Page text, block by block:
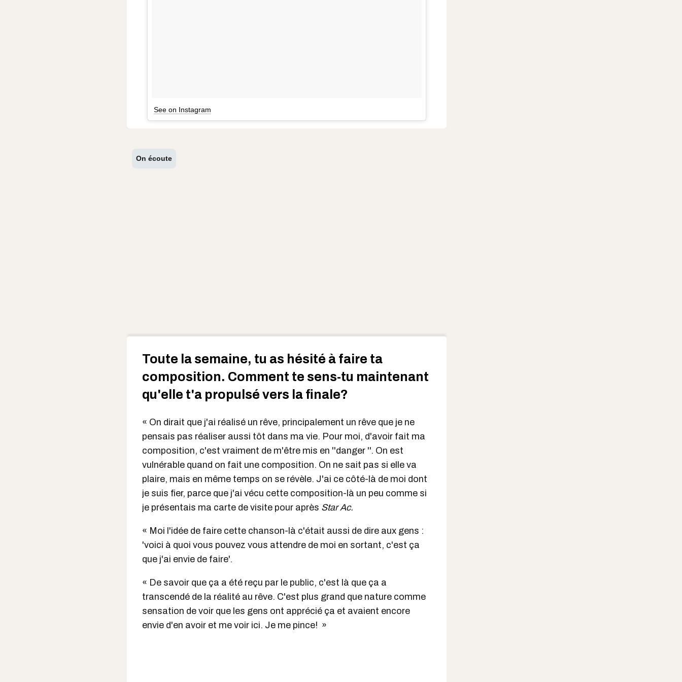
See on Instagram
On écoute
Toute la semaine, tu as hésité à faire ta
composition. Comment te sens-tu maintenant
qu'elle t'a propulsé vers la finale?
« On dirait que j'ai réalisé un rêve, principalement un rêve que je ne
pensais pas réaliser aussi tôt dans ma vie. Pour moi, d'avoir fait ma
composition, c'est vraiment de m'être mis en ''danger ''. On est
vulnérable quand on fait une composition. On ne sait pas si elle va
plaire, mais en même temps on se révèle. J'ai ce côté-là de moi dont
je suis fier, parce que j'ai vécu cette composition-là un peu comme si
je présentais ma carte de visite pour après Star Ac.
« Moi l'idée de faire cette chanson-là c'était aussi de dire aux gens :
'voici à quoi vous pouvez vous attendre de moi en sortant, c'est ça
que j'ai envie de faire'.
« De savoir que ça a été reçu par le public, c'est là que ça a
transcendé de la réalité au rêve. C'est plus grand que nature comme
sensation de voir que les gens ont apprécié ça et avaient encore
envie d'en avoir et me voir ici. Je me pince! »